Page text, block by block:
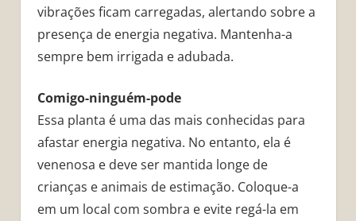
vibrações ficam carregadas, alertando sobre a
presença de energia negativa. Mantenha-a
sempre bem irrigada e adubada.
Comigo-ninguém-pode
Essa planta é uma das mais conhecidas para
afastar energia negativa. No entanto, ela é
venenosa e deve ser mantida longe de
crianças e animais de estimação. Coloque-a
em um local com sombra e evite regá-la em